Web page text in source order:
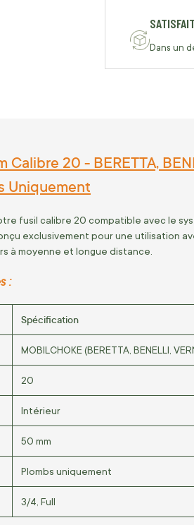
Dans un
20 - BERETTA,
Uniquement
fusil calibre 20 compatible avec le
exclusivement pour une utilisation
à moyenne et longue distance.
:
Spécification
MOBILCHOKE (BERETTA, BENELLI,
20
Intérieur
50 mm
Plombs uniquement
3/4, Full